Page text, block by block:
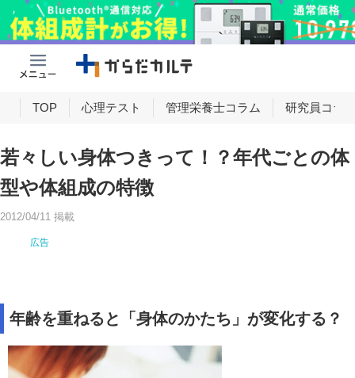
TOP 心理テスト 管理栄養士コラム 研究員コラ
若々しい身体つきって！？年代ごとの体
型や体組成の特徴
2012/04/11 掲載
年齢を重ねると「身体のかたち」が変化する？